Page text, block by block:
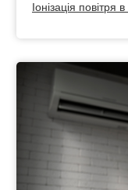
Іонізація